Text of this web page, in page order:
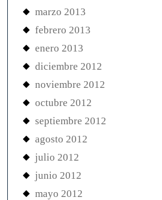
marzo 2013
febrero 2013
enero 2013
diciembre 2012
noviembre 2012
octubre 2012
septiembre 2012
agosto 2012
julio 2012
junio 2012
mayo 2012